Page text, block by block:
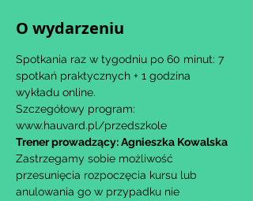
O wydarzeniu
Spotkania raz w tygodniu po 60 minut: 7
spotkań praktycznych + 1 godzina
wykładu online.
Szczegółowy program:
www.hauvard.pl/przedszkole
Trener prowadzący: Agnieszka Kowalska
Zastrzegamy sobie możliwość
przesunięcia rozpoczęcia kursu lub
anulowania go w przypadku nie